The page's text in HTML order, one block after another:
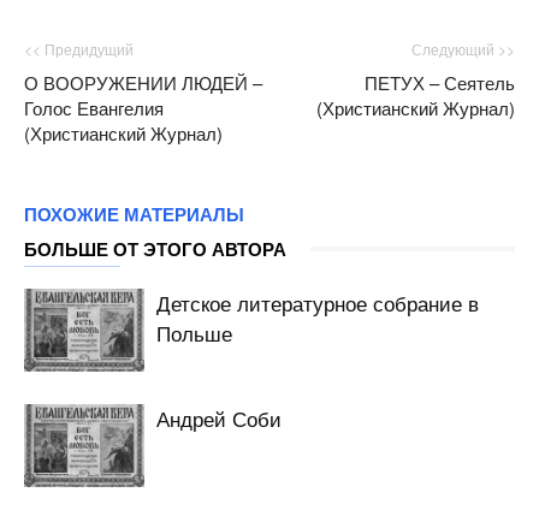
<< Предидущий
О ВООРУЖЕНИИ ЛЮДЕЙ –
Голос Евангелия
(Христианский Журнал)
Следующий >>
ПЕТУХ – Сеятель
(Христианский Журнал)
ПОХОЖИЕ МАТЕРИАЛЫ
БОЛЬШЕ ОТ ЭТОГО АВТОРА
Детское литературное собрание в
Польше
Андрей Соби